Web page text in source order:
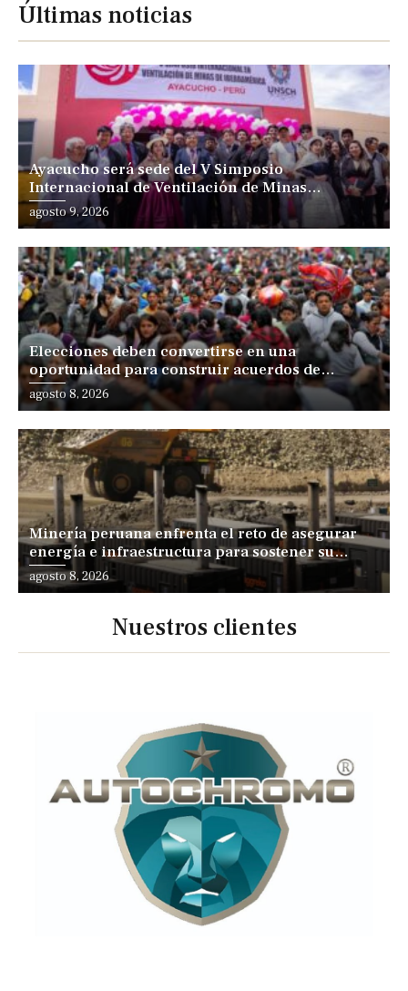
Últimas noticias
Ayacucho será sede del V Simposio
Internacional de Ventilación de Minas
Iberoamérica
agosto 9, 2026
Elecciones deben convertirse en una
oportunidad para construir acuerdos de
desarrollo, sostiene especialista
agosto 8, 2026
Minería peruana enfrenta el reto de asegurar
energía e infraestructura para sostener su
expansión
agosto 8, 2026
Nuestros clientes